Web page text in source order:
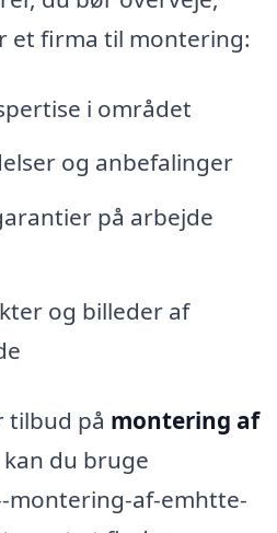
et firma til montering:
i området
og anbefalinger
på arbejde
og billeder af
tilbud på montering af
kan du bruge
montering-af-emhtte-